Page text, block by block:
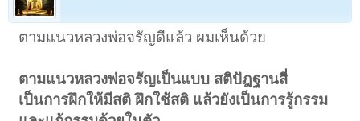
ตามแนวหลวงพ่อจรัญดีแล้ว ผมเห็นด้วย
ตามแนวหลวงพ่อจรัญเป็นแบบ สติปัฎฐานสี่
เป็นการฝึกให้มีสติ ฝึกใช้สติ แล้วยังเป็นการรู้กรรม